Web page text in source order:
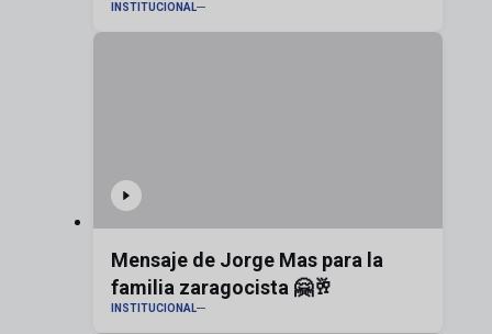
Zaragoza
INSTITUCIONAL
Mensaje de Jorge Mas para la
familia zaragocista 🤗🥂
INSTITUCIONAL